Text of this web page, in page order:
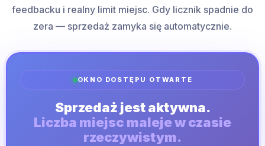
feedbacku i realny limit miejsc. Gdy licznik spadnie do
zera — sprzedaż zamyka się automatycznie.
OKNO DOSTĘPU OTWARTE
Sprzedaż jest aktywna.
Liczba miejsc maleje w czasie
rzeczywistym.